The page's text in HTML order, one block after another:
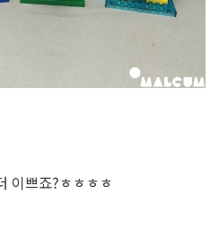
이쁘죠?ㅎㅎㅎㅎ